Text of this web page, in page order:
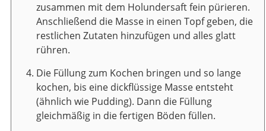
zusammen mit dem Holundersaft fein pürieren.
Anschließend die Masse in einen Topf geben, die
restlichen Zutaten hinzufügen und alles glatt
rühren.
Die Füllung zum Kochen bringen und so lange
kochen, bis eine dickflüssige Masse entsteht
(ähnlich wie Pudding). Dann die Füllung
gleichmäßig in die fertigen Böden füllen.